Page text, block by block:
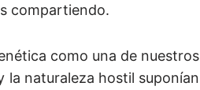
compartiendo.
como una de nuestros
la naturaleza hostil suponían